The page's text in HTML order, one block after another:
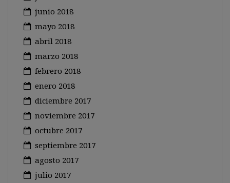
junio 2018
mayo 2018
abril 2018
marzo 2018
febrero 2018
enero 2018
diciembre 2017
noviembre 2017
octubre 2017
septiembre 2017
agosto 2017
julio 2017